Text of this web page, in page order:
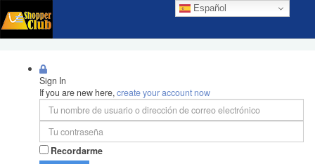
Español
Sign In
If you are new here,create your account now
Recordarme